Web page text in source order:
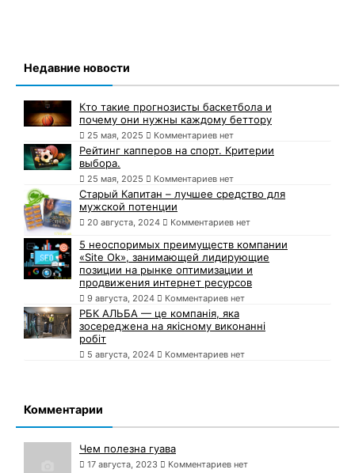
Недавние новости
Кто такие прогнозисты баскетбола и
почему они нужны каждому беттору
25 мая, 2025 Комментариев нет
Рейтинг капперов на спорт. Критерии
выбора.
25 мая, 2025 Комментариев нет
Старый Капитан – лучшее средство для
мужской потенции
20 августа, 2024 Комментариев нет
5 неоспоримых преимуществ компании
«Site Ok», занимающей лидирующие
позиции на рынке оптимизации и
продвижения интернет ресурсов
9 августа, 2024 Комментариев нет
РБК АЛЬБА — це компанія, яка
зосереджена на якісному виконанні
робіт
5 августа, 2024 Комментариев нет
Комментарии
Чем полезна гуава
17 августа, 2023 Комментариев нет